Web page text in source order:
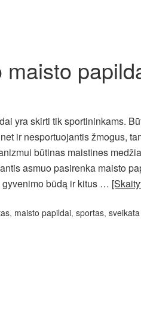
yra skirti tik sportininkams.
ir nesportuojantis žmogus,
būtinas maistines
asmuo pasirenka maisto
būdą ir kitus …
, maisto papildai, sportas, sveikata